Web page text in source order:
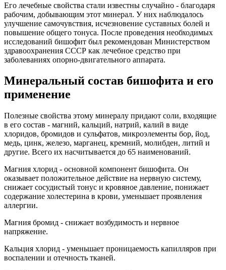
Его лечебные свойства стали известны случайно - благодаря
рабочим, добывающим этот минерал. У них наблюдалось
улучшение самочувствия, исчезновение суставных болей и
повышение общего тонуса. После проведения необходимых
исследований бишофит был рекомендован Министерством
здравоохранения СССР как лечебное средство при
заболеваниях опорно-двигательного аппарата.
Минеральный состав бишофита и его
применение
Полезные свойства этому минералу придают соли, входящие
в его состав - магний, кальций, натрий, калий в виде
хлоридов, бромидов и сульфатов, микроэлементы бор, йод,
медь, цинк, железо, марганец, кремний, молибден, литий и
другие. Всего их насчитывается до 65 наименований.
Магния хлорид - основной компонент бишофита. Он
оказывает положительное действие на нервную систему,
снижает сосудистый тонус и кровяное давление, понижает
содержание холестерина в крови, уменьшает проявления
аллергии.
Магния бромид - снижает возбудимость и нервное
напряжение.
Кальция хлорид - уменьшает проницаемость капилляров при
воспалении и отечность тканей.